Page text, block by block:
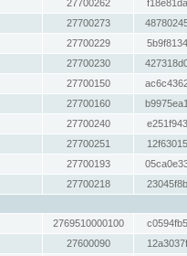
27700262
27700273
27700229
27700230
27700150
27700160
27700240
27700251
27700193
27700218
2769510000100
27600090